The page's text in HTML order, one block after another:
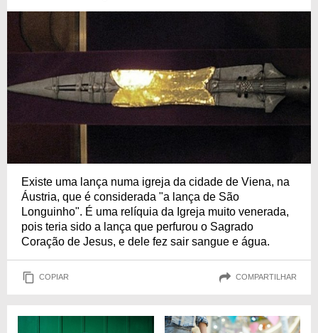
Existe uma lança numa igreja da cidade de Viena, na
Áustria, que é considerada "a lança de São
Longuinho". É uma relíquia da Igreja muito venerada,
pois teria sido a lança que perfurou o Sagrado
Coração de Jesus, e dele fez sair sangue e água.
COPIAR COMPARTILHAR